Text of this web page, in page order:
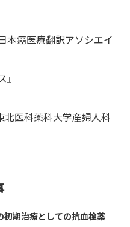
本癌医療翻訳アソシエイ
』
北医科薬科大学産婦人科
初期治療としての抗血栓薬